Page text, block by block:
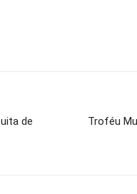
de
Troféu